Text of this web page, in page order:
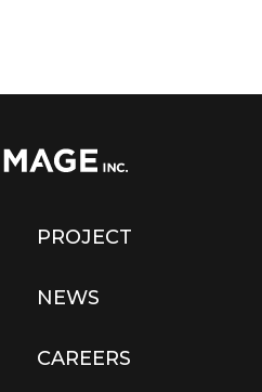
PROJECT
NEWS
CAREERS